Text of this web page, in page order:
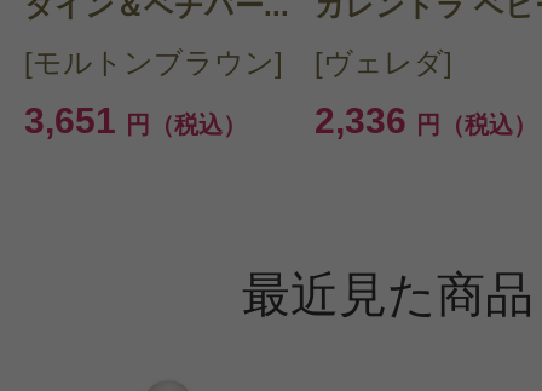
[モルトンブラウン]
3,651 円（税込）
[ヴェレダ]
2,336 円（税込）
最近見た商品